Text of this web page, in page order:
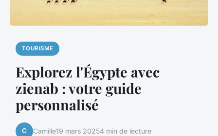
TOURISME
Explorez l'Égypte avec
zienab : votre guide
personnalisé
C Camille19 mars 20254 min de lecture